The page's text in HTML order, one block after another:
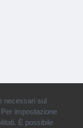
necessari sul
impostazione
È possibile